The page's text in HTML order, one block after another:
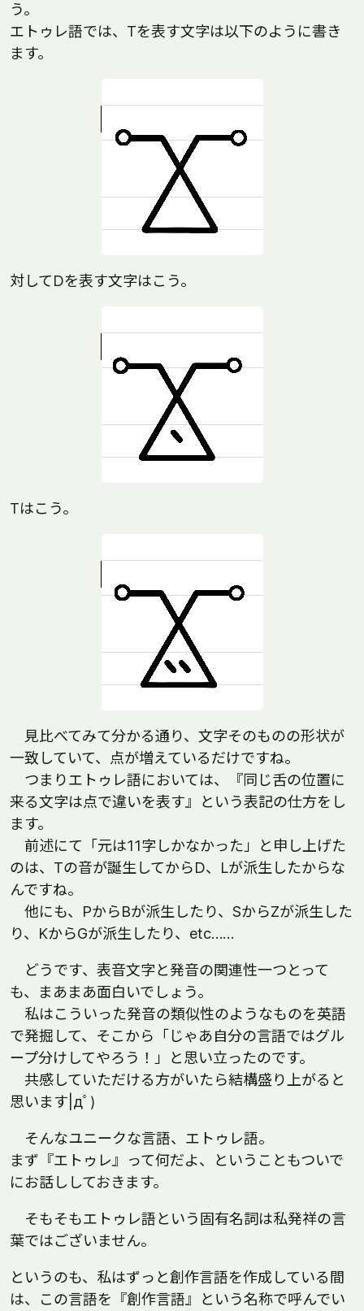
う。
エトゥレ語では、Tを表す文字は以下のように書き
ます。
対してDを表す文字はこう。
Tはこう。
見比べてみて分かる通り、文字そのものの形状が
一致していて、点が増えているだけですね。
つまりエトゥレ語においては、『同じ舌の位置に
来る文字は点で違いを表す』という表記の仕方をし
ます。
前述にて「元は11字しかなかった」と申し上げた
のは、Tの音が誕生してからD、Lが派生したからな
んですね。
他にも、PからBが派生したり、SからZが派生した
り、KからGが派生したり、etc……
どうです、表音文字と発音の関連性一つとって
も、まあまあ面白いでしょう。
私はこういった発音の類似性のようなものを英語
で発掘して、そこから「じゃあ自分の言語ではグル
ープ分けしてやろう！」と思い立ったのです。
共感していただける方がいたら結構盛り上がると
思います|дﾟ)
そんなユニークな言語、エトゥレ語。
まず『エトゥレ』って何だよ、ということもついで
にお話ししておきます。
そもそもエトゥレ語という固有名詞は私発祥の言
葉ではございません。
というのも、私はずっと創作言語を作成している間
は、この言語を『創作言語』という名称で呼んでい